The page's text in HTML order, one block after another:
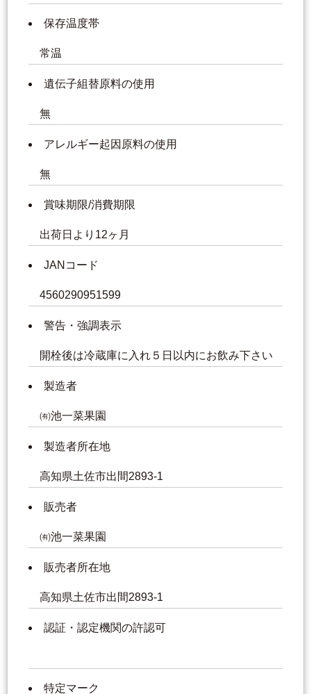
保存温度帯
常温
遺伝子組替原料の使用
無
アレルギー起因原料の使用
無
賞味期限/消費期限
出荷日より12ヶ月
JANコード
4560290951599
警告・強調表示
開栓後は冷蔵庫に入れ５日以内にお飲み下さい
製造者
㈲池一菜果園
製造者所在地
高知県土佐市出間2893-1
販売者
㈲池一菜果園
販売者所在地
高知県土佐市出間2893-1
認証・認定機関の許認可
特定マーク